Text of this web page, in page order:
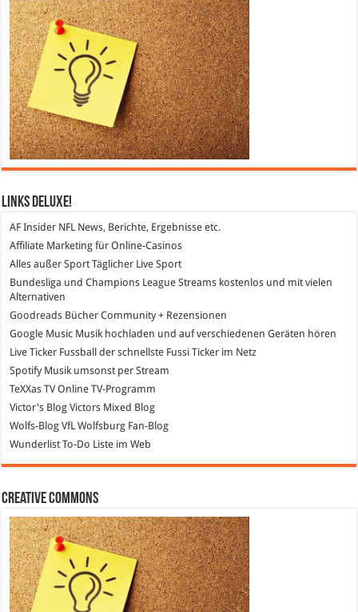
Links DeLuXe!
AF Insider NFL News, Berichte, Ergebnisse etc.
Affiliate Marketing für Online-Casinos
Alles außer SportTäglicher Live Sport
Bundesliga und Champions League Streams kostenlos und mit vielen
Alternativen
Goodreads Bücher Community + Rezensionen
Google Music Musik hochladen und auf verschiedenen Geräten hören
Live Ticker Fussball
der schnellste Fussi Ticker im Netz
SpotifyMusik umsonst per Stream
TeXXas TVOnline TV-Programm
Victor's Blog Victors Mixed Blog
Wolfs-Blog VfL Wolfsburg Fan-Blog
WunderlistTo-Do Liste im Web
Creative Commons